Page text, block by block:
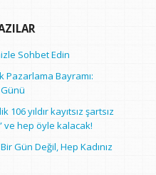
Sohbet Edin
Pazarlama Bayramı:
106 yıldır kayıtsız şartsız
ve hep öyle kalacak!
Gün Değil, Hep Kadınız